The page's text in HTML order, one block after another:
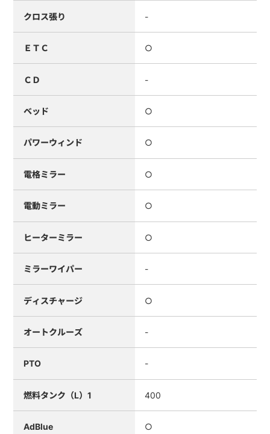
クロス張り -
ＥＴＣ ○
ＣＤ -
ベッド ○
パワーウィンド ○
電格ミラー ○
電動ミラー ○
ヒーターミラー ○
ミラーワイパー -
ディスチャージ ○
オートクルーズ -
PTO -
燃料タンク（L）1 400
AdBlue ○